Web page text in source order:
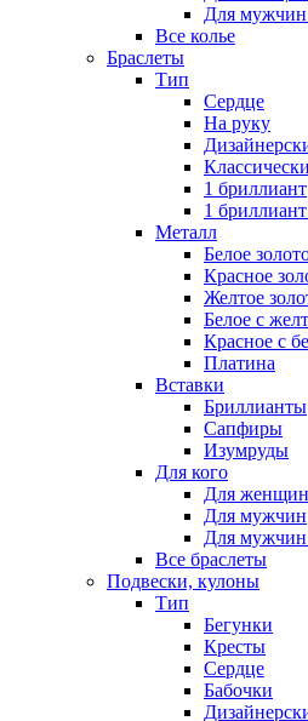
Для
Все колье
Браслеты
Тип
Сердце
На руку
1 бриллиант
1
Металл
Белое
Красное
Желтое
Белое с
Красное с
Платина
Вставки
Бриллианты
Сапфиры
Изумруды
Для кого
Для женщин
Для мужчин
Для
Все браслеты
Подвески, кулоны
Тип
Бегунки
Кресты
Сердце
Бабочки